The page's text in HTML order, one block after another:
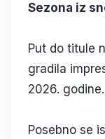
Sezona iz
Put do titule
gradila
2026. godine.
Posebno se